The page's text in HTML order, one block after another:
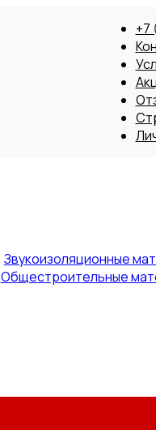
Звукоизоляционные
Общестроительные
+7